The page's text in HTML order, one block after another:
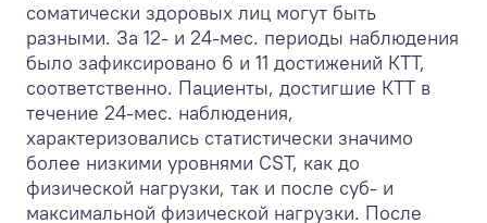
соматически здоровых лиц могут быть
разными. За 12- и 24-мес. периоды наблюдения
было зафиксировано 6 и 11 достижений КТТ,
соответственно. Пациенты, достигшие КТТ в
течение 24-мес. наблюдения,
характеризовались статистически значимо
более низкими уровнями CST, как до
физической нагрузки, так и после суб- и
максимальной физической нагрузки. После